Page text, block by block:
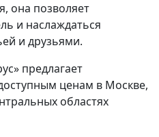
она позволяет
и наслаждаться
и друзьями.
предлагает
ценам в Москве,
областях